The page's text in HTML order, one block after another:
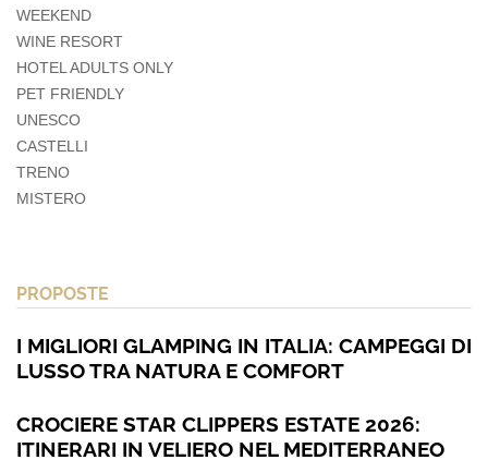
WEEKEND
WINE RESORT
HOTEL ADULTS ONLY
PET FRIENDLY
UNESCO
CASTELLI
TRENO
MISTERO
PROPOSTE
I MIGLIORI GLAMPING IN ITALIA: CAMPEGGI DI
LUSSO TRA NATURA E COMFORT
CROCIERE STAR CLIPPERS ESTATE 2026:
ITINERARI IN VELIERO NEL MEDITERRANEO